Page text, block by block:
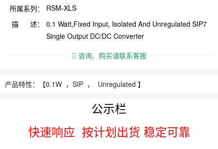
所属系列：
RSM-XLS
描 述：
0.1 Watt,Fixed Input, Isolated And Unregulated SIP7
Single Output DC/DC Converter
咨询、购买请联系客服
产品特性：【0.1W ， SIP ， Unregulated 】
公示栏
快速响应 按计划出货 稳定可靠